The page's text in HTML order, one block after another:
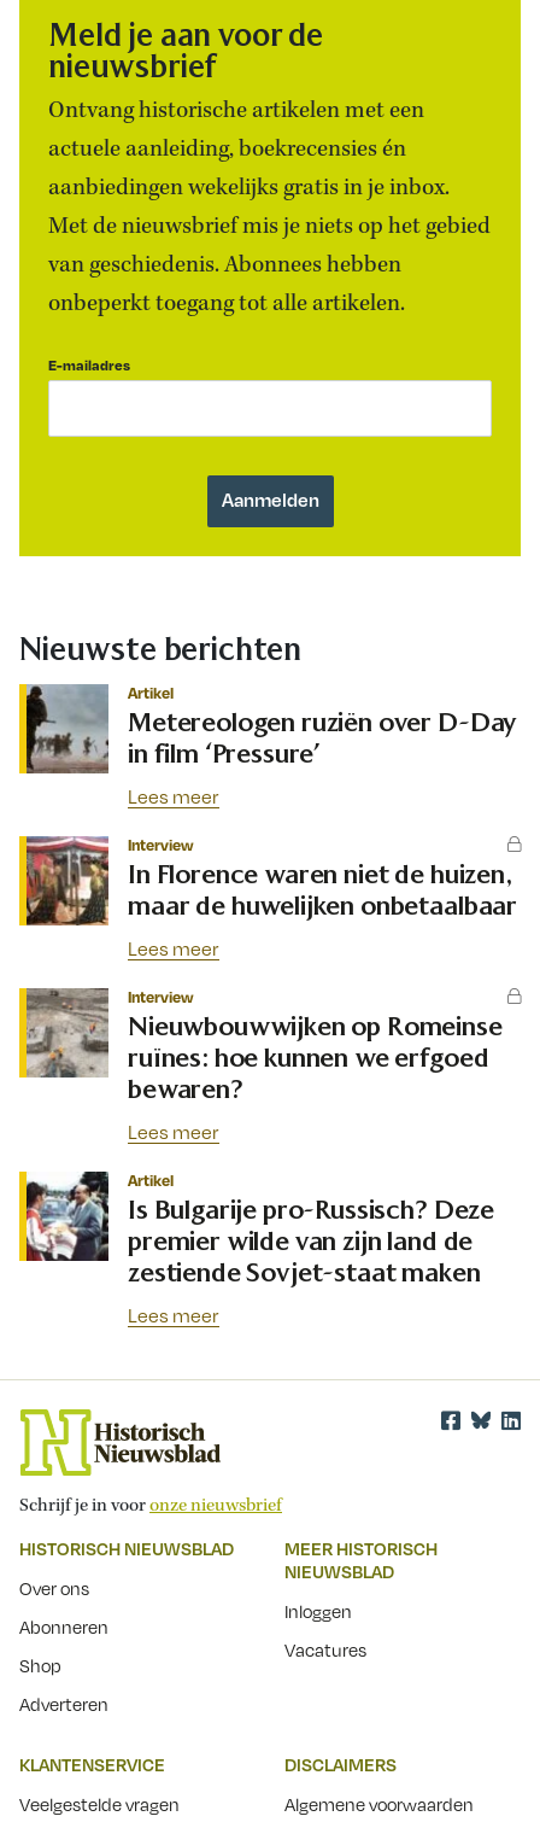
Meld je aan voor de
nieuwsbrief
Ontvang historische artikelen met een
actuele aanleiding, boekrecensies én
aanbiedingen wekelijks gratis in je inbox.
Met de nieuwsbrief mis je niets op het gebied
van geschiedenis. Abonnees hebben
onbeperkt toegang tot alle artikelen.
E-mailadres
Nieuwste berichten
Artikel
Metereologen ruziën over D-Day
in film ‘Pressure’
Lees meer
Interview
In Florence waren niet de huizen,
maar de huwelijken onbetaalbaar
Lees meer
Interview
Nieuwbouwwijken op Romeinse
ruïnes: hoe kunnen we erfgoed
bewaren?
Lees meer
Artikel
Is Bulgarije pro-Russisch? Deze
premier wilde van zijn land de
zestiende Sovjet-staat maken
Lees meer
Schrijf je in vooronze nieuwsbrief
HISTORISCH NIEUWSBLAD
Over ons
Abonneren
Shop
Adverteren
MEER HISTORISCH
NIEUWSBLAD
Inloggen
Vacatures
KLANTENSERVICE
Veelgestelde vragen
DISCLAIMERS
Algemene voorwaarden